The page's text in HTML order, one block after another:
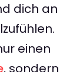
dich an
einen